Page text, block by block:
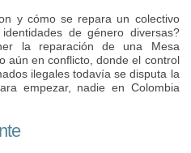
y cómo se repara un colectivo
de género diversas?
la reparación de una Mesa
aún en conflicto, donde el control
ilegales todavía se disputa la
empezar, nadie en Colombia